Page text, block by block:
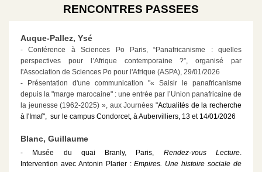
RENCONTRES PASSEES
Auque-Pallez, Ysé
- Conférence à Sciences Po Paris, “Panafricanisme : quelles
perspectives pour l’Afrique contemporaine ?”, organisé par
l'Association de Sciences Po pour l'Afrique (ASPA), 29/01/2026
- Présentation d'une communication "« Saisir le panafricanisme
depuis la "marge marocaine" : une entrée par l’Union panafricaine de
la jeunesse (1962-2025) », aux Journées "Actualités de la recherche
à l'Imaf", sur le campus Condorcet, à Aubervilliers, 13 et 14/01/2026
Blanc, Guillaume
- Musée du quai Branly, Paris, Rendez-vous Lecture.
Intervention avec Antonin Plarier :Empires. Une histoire sociale de